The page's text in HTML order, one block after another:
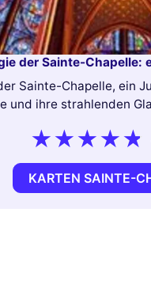
der Sainte-
Sainte-Chapelle, ein
und ihre strahlenden
KARTEN SAINTE-